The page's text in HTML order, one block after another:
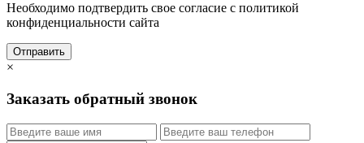
Необходимо подтвердить свое согласие с политикой
конфиденциальности сайта
Отправить
×
Заказать обратный звонок